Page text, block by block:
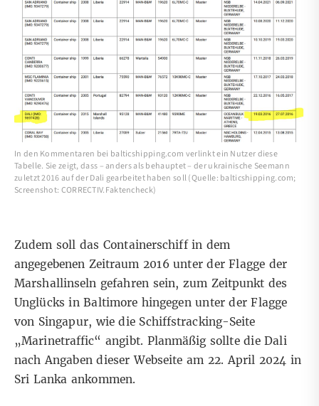
In den Kommentaren bei balticshipping.com verlinkt ein Nutzer diese
Tabelle. Sie zeigt, dass – anders als behauptet – der ukrainische Seemann
zuletzt 2016 auf der Dali gearbeitet haben soll (Quelle: balticshipping.com;
Screenshot: CORRECTIV.Faktencheck)
Zudem soll das Containerschiff in dem
angegebenen Zeitraum 2016 unter der Flagge der
Marshallinseln gefahren sein, zum Zeitpunkt des
Unglücks in Baltimore hingegenunter der Flagge
von Singapur, wie die Schiffstracking-Seite
„Marinetraffic“ angibt. Planmäßig sollte die Dali
nach Angaben dieser Webseite am 22. April 2024 in
Sri Lanka ankommen.